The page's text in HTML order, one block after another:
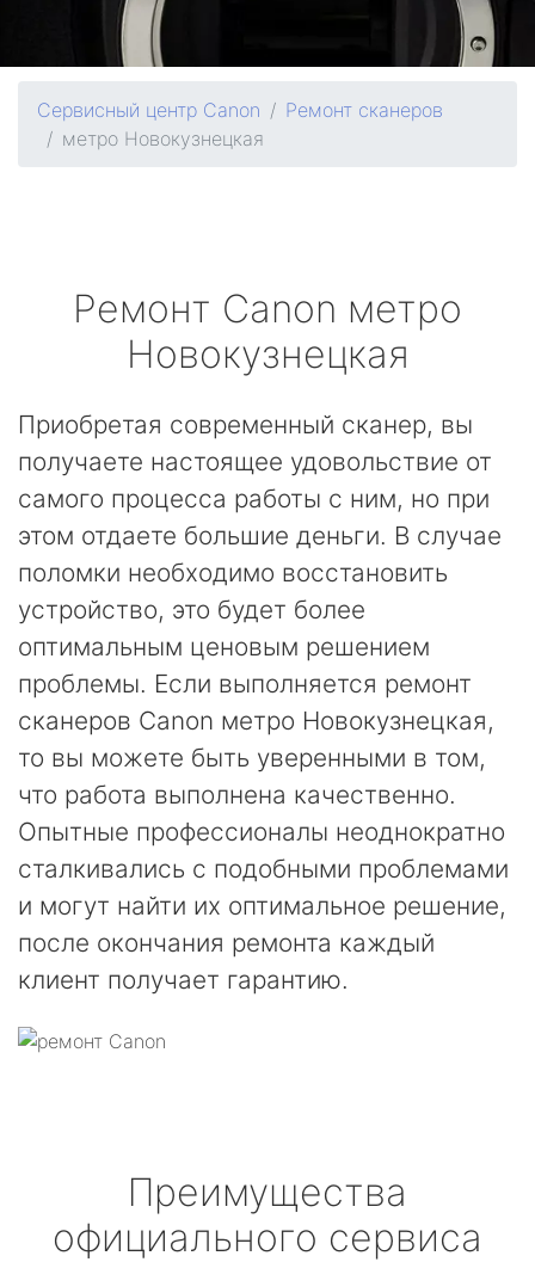
Сервисный центр Canon
Ремонт сканеров
метро Новокузнецкая
Ремонт Canon метро
Новокузнецкая
Приобретая современный сканер, вы
получаете настоящее удовольствие от
самого процесса работы с ним, но при
этом отдаете большие деньги. В случае
поломки необходимо восстановить
устройство, это будет более
оптимальным ценовым решением
проблемы. Если выполняется ремонт
сканеров Canon метро Новокузнецкая,
то вы можете быть уверенными в том,
что работа выполнена качественно.
Опытные профессионалы неоднократно
сталкивались с подобными проблемами
и могут найти их оптимальное решение,
после окончания ремонта каждый
клиент получает гарантию.
Преимущества
официального сервиса